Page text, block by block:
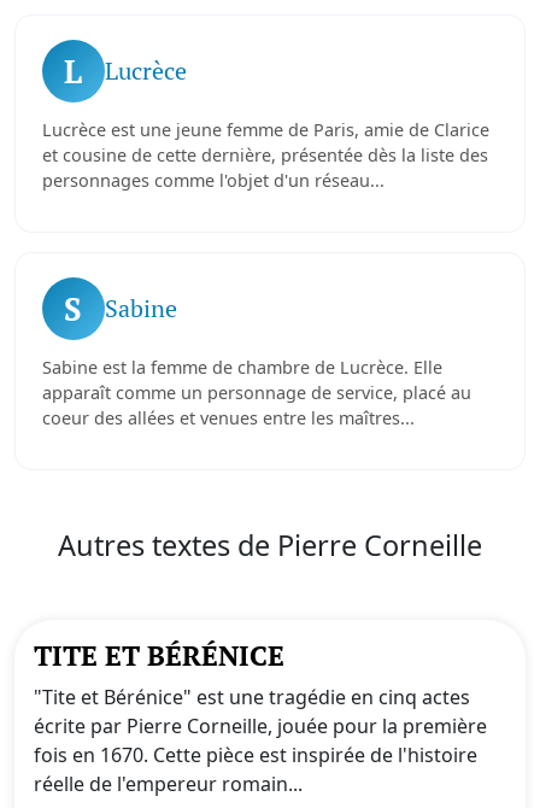
L Lucrèce
Lucrèce est une jeune femme de Paris, amie de Clarice
et cousine de cette dernière, présentée dès la liste des
personnages comme l'objet d'un réseau...
S Sabine
Sabine est la femme de chambre de Lucrèce. Elle
apparaît comme un personnage de service, placé au
coeur des allées et venues entre les maîtres...
Autres textes de Pierre Corneille
TITE ET BÉRÉNICE
"Tite et Bérénice" est une tragédie en cinq actes
écrite par Pierre Corneille, jouée pour la première
fois en 1670. Cette pièce est inspirée de l'histoire
réelle de l'empereur romain...